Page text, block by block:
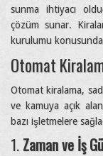
sunma ihtiyacı
çözüm sunar.
kurulumu
Otomat
Otomat kiralama,
ve kamuya açık
bazı işletmelere
1. Zaman ve İş